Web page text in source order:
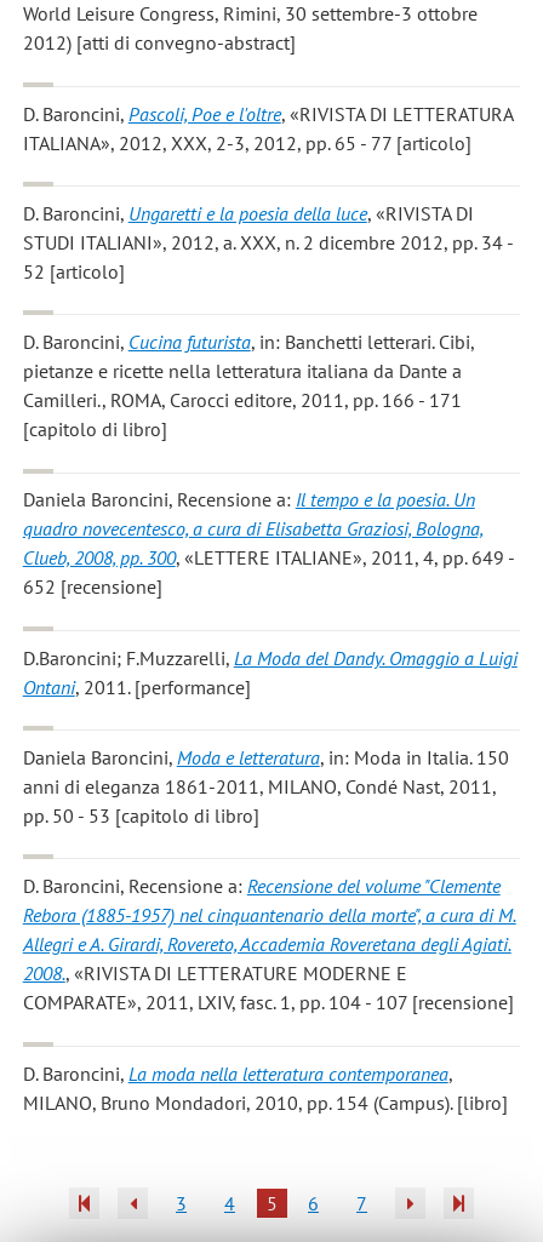
World Leisure Congress, Rimini, 30 settembre-3 ottobre
2012) [atti di convegno-abstract]
D. Baroncini, Pascoli, Poe e l'oltre, «RIVISTA DI LETTERATURA
ITALIANA», 2012, XXX, 2-3, 2012, pp. 65 - 77 [articolo]
D. Baroncini, Ungaretti e la poesia della luce, «RIVISTA DI
STUDI ITALIANI», 2012, a. XXX, n. 2 dicembre 2012, pp. 34 -
52 [articolo]
D. Baroncini, Cucina futurista, in: Banchetti letterari. Cibi,
pietanze e ricette nella letteratura italiana da Dante a
Camilleri., ROMA, Carocci editore, 2011, pp. 166 - 171
[capitolo di libro]
Daniela Baroncini, Recensione a: Il tempo e la poesia. Un
quadro novecentesco, a cura di Elisabetta Graziosi, Bologna,
Clueb, 2008, pp. 300, «LETTERE ITALIANE», 2011, 4, pp. 649 -
652 [recensione]
D.Baroncini; F.Muzzarelli, La Moda del Dandy. Omaggio a Luigi
Ontani, 2011. [performance]
Daniela Baroncini, Moda e letteratura, in: Moda in Italia. 150
anni di eleganza 1861-2011, MILANO, Condé Nast, 2011,
pp. 50 - 53 [capitolo di libro]
D. Baroncini, Recensione a: Recensione del volume "Clemente
Rebora (1885-1957) nel cinquantenario della morte", a cura di M.
Allegri e A. Girardi, Rovereto, Accademia Roveretana degli Agiati.
2008., «RIVISTA DI LETTERATURE MODERNE E
COMPARATE», 2011, LXIV, fasc. 1, pp. 104 - 107 [recensione]
D. Baroncini, La moda nella letteratura contemporanea,
MILANO, Bruno Mondadori, 2010, pp. 154 (Campus). [libro]
3 4 5 6 7